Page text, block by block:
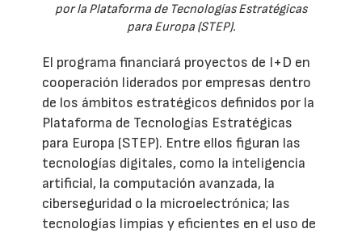
por la Plataforma de Tecnologías Estratégicas
para Europa (STEP).
El programa financiará proyectos de I+D en
cooperación liderados por empresas dentro
de los ámbitos estratégicos definidos por la
Plataforma de Tecnologías Estratégicas
para Europa (STEP). Entre ellos figuran las
tecnologías digitales, como la inteligencia
artificial, la computación avanzada, la
ciberseguridad o la microelectrónica; las
tecnologías limpias y eficientes en el uso de